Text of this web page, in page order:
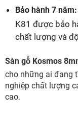
Bảo hành 7 năm:
K81 được bảo
chất lượng và
Sàn gỗ Kosmos
cho những ai đang
nghiệp chất lượng
cao.